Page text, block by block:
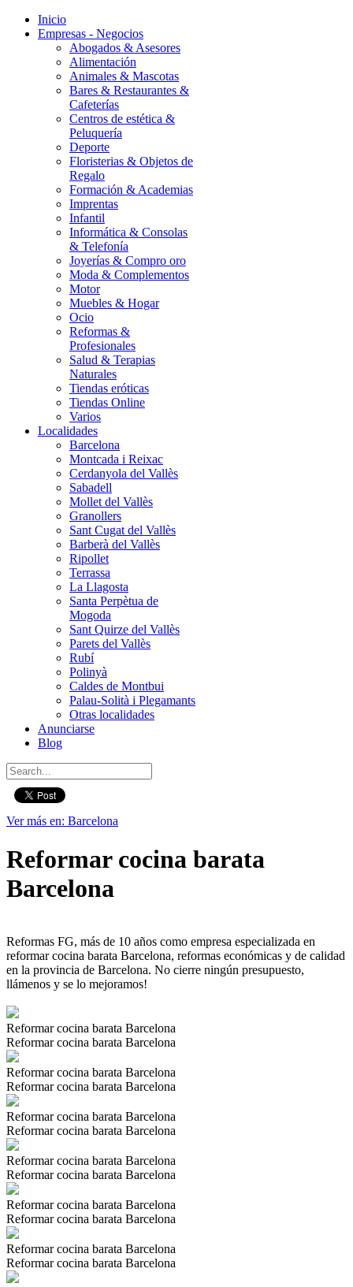
Inicio
Empresas - Negocios
Abogados & Asesores
Alimentación
Animales & Mascotas
Bares & Restaurantes &
Cafeterías
Centros de estética &
Peluquería
Deporte
Floristerias & Objetos de
Regalo
Formación & Academias
Imprentas
Infantil
Informática & Consolas
& Telefonía
Joyerías & Compro oro
Moda & Complementos
Motor
Muebles & Hogar
Ocio
Reformas &
Profesionales
Salud & Terapias
Naturales
Tiendas eróticas
Tiendas Online
Varios
Localidades
Barcelona
Montcada i Reixac
Cerdanyola del Vallès
Sabadell
Mollet del Vallès
Granollers
Sant Cugat del Vallès
Barberà del Vallès
Ripollet
Terrassa
La Llagosta
Santa Perpètua de
Mogoda
Sant Quirze del Vallès
Parets del Vallès
Rubí
Polinyà
Caldes de Montbui
Palau-Solità i Plegamants
Otras localidades
Anunciarse
Blog
Ver más en: Barcelona
Reformar cocina barata
Barcelona
Reformas FG, más de 10 años como empresa especializada en
reformar cocina barata Barcelona, reformas económicas y de calidad
en la provincia de Barcelona. No cierre ningún presupuesto,
llámenos y se lo mejoramos!
Reformar cocina barata Barcelona
Reformar cocina barata Barcelona
Reformar cocina barata Barcelona
Reformar cocina barata Barcelona
Reformar cocina barata Barcelona
Reformar cocina barata Barcelona
Reformar cocina barata Barcelona
Reformar cocina barata Barcelona
Reformar cocina barata Barcelona
Reformar cocina barata Barcelona
Reformar cocina barata Barcelona
Reformar cocina barata Barcelona